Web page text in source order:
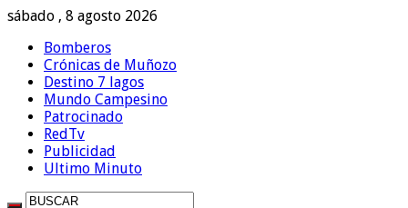
sábado , 8 agosto 2026
Bomberos
Crónicas de Muñozo
Destino 7 lagos
Mundo Campesino
Patrocinado
RedTv
Publicidad
Ultimo Minuto